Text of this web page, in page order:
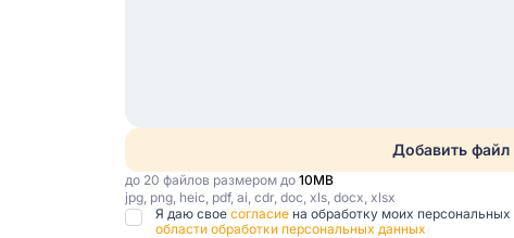
Добавить файл
до 20 файлов размером до 10MB
jpg, png, heic, pdf, ai, cdr, doc, xls, docx, xlsx
Я даю свое согласие на обработку моих
области обработки персональных данных